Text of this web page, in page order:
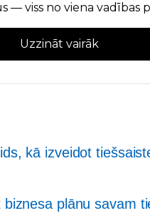
— viss no viena vadības
Uzzināt vairāk
kā izveidot
plānu savam